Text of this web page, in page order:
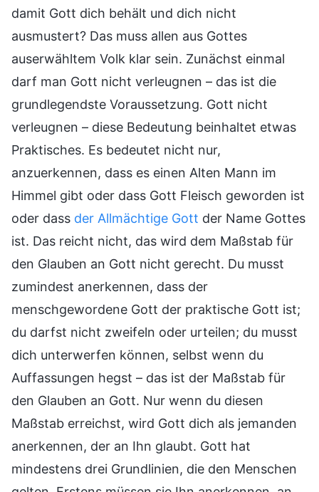
damit Gott dich behält und dich nicht
ausmustert? Das muss allen aus Gottes
auserwähltem Volk klar sein. Zunächst einmal
darf man Gott nicht verleugnen – das ist die
grundlegendste Voraussetzung. Gott nicht
verleugnen – diese Bedeutung beinhaltet etwas
Praktisches. Es bedeutet nicht nur,
anzuerkennen, dass es einen Alten Mann im
Himmel gibt oder dass Gott Fleisch geworden ist
oder dass der Allmächtige Gott der Name Gottes
ist. Das reicht nicht, das wird dem Maßstab für
den Glauben an Gott nicht gerecht. Du musst
zumindest anerkennen, dass der
menschgewordene Gott der praktische Gott ist;
du darfst nicht zweifeln oder urteilen; du musst
dich unterwerfen können, selbst wenn du
Auffassungen hegst – das ist der Maßstab für
den Glauben an Gott. Nur wenn du diesen
Maßstab erreichst, wird Gott dich als jemanden
anerkennen, der an Ihn glaubt. Gott hat
mindestens drei Grundlinien, die den Menschen